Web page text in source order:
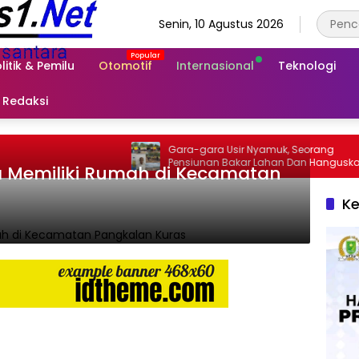
Senin, 10 Agustus 2026
& Pemilu Otomotif Internasional Teknologi
Redaksi
Gara-gara Usir Nyamuk, Seorang
Pensiunan Bakar Lahan Dan Hanguskan
Kebun Sawit di Inhu
Rumah di Kecamatan